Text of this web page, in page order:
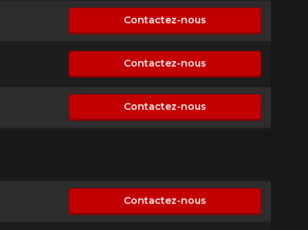
disponible
Contactez-nous
disponible
Contactez-nous
disponible
Contactez-nous
disponible
Contactez-nous